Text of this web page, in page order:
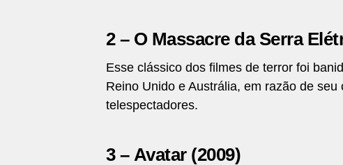
2 – O Massacre da Serra
Esse clássico dos filmes de terror foi
Reino Unido e Austrália, em razão de
telespectadores.
3 – Avatar (2009)